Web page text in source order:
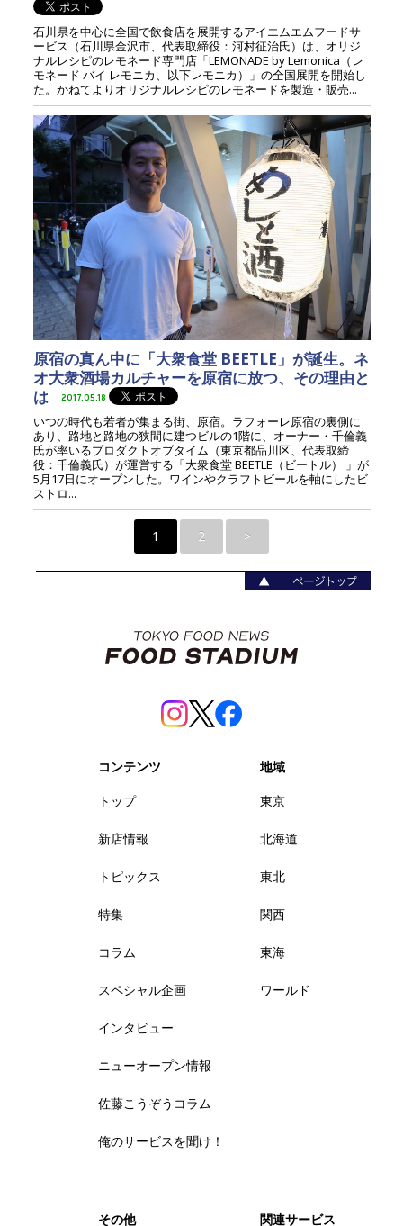
石川県を中心に全国で飲食店を展開するアイエムエムフードサ
ービス（石川県金沢市、代表取締役：河村征治氏）は、オリジ
ナルレシピのレモネード専門店「LEMONADE by Lemonica（レ
モネード バイ レモニカ、以下レモニカ）」の全国展開を開始し
た。かねてよりオリジナルレシピのレモネードを製造・販売...
原宿の真ん中に「大衆食堂 BEETLE」が誕生。ネ
オ大衆酒場カルチャーを原宿に放つ、その理由と
は
2017.05.18
いつの時代も若者が集まる街、原宿。ラフォーレ原宿の裏側に
あり、路地と路地の狭間に建つビルの1階に、オーナー・千倫義
氏が率いるプロダクトオブタイム（東京都品川区、代表取締
役：千倫義氏）が運営する「大衆食堂 BEETLE（ビートル） 」が
5月17日にオープンした。ワインやクラフトビールを軸にしたビ
ストロ...
1 2 >
コンテンツ
トップ
新店情報
トピックス
特集
コラム
スペシャル企画
インタビュー
ニューオープン情報
佐藤こうぞうコラム
俺のサービスを聞け！
地域
東京
北海道
東北
関西
東海
ワールド
その他 関連サービス